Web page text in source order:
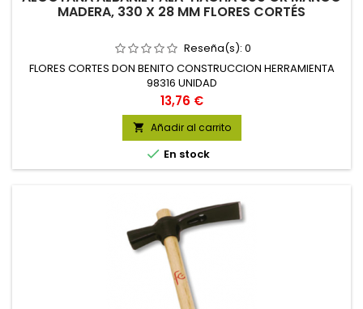
MADERA, 330 X 28 MM FLORES CORTÉS
Reseña(s): 0
FLORES CORTES DON BENITO CONSTRUCCION HERRAMIENTA
98316 UNIDAD
Precio
13,76 €
 Añadir al carrito
 En stock